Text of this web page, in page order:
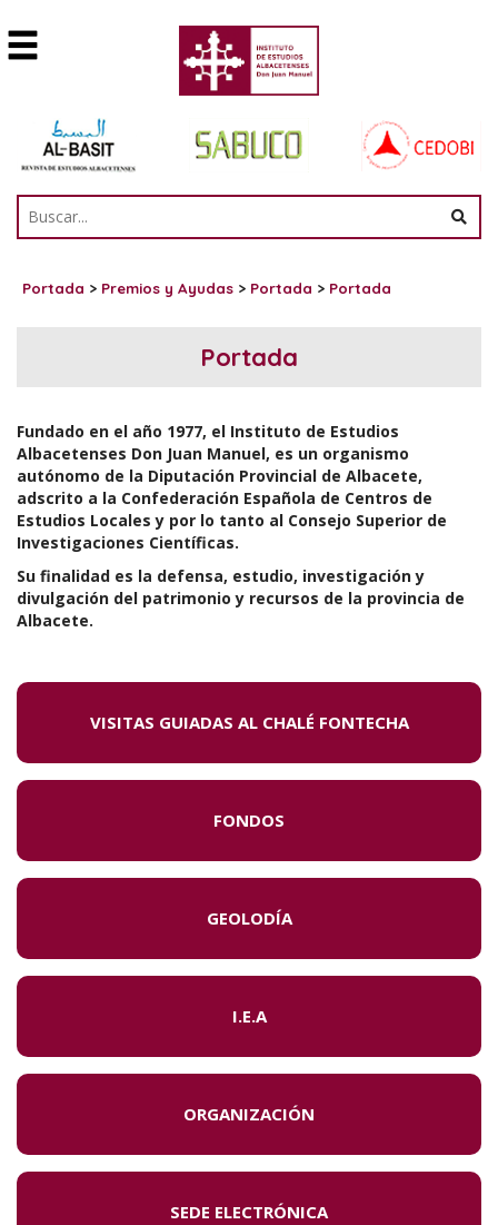
Portada > Premios y Ayudas > Portada > Portada
Portada
Fundado en el año 1977, el Instituto de Estudios
Albacetenses Don Juan Manuel, es un organismo
autónomo de la Diputación Provincial de Albacete,
adscrito a la Confederación Española de Centros de
Estudios Locales y por lo tanto al Consejo Superior de
Investigaciones Científicas.
Su finalidad es la defensa, estudio, investigación y
divulgación del patrimonio y recursos de la provincia de
Albacete.
VISITAS GUIADAS AL CHALÉ FONTECHA
FONDOS
GEOLODÍA
I.E.A
ORGANIZACIÓN
SEDE ELECTRÓNICA